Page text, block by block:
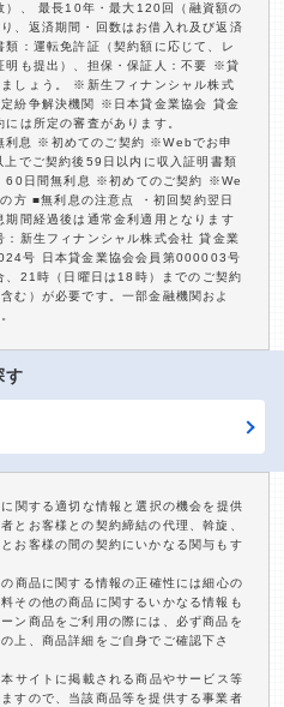
）、 最長10年・最大120回（融資額の
、返済期間・回数はお借入れ及び返済
：運転免許証（契約額に応じて、レ
明も提出）、担保・保証人：不要 ※貸
しょう。 ※新生フィナンシャル株式
紛争解決機関 ※日本貸金業協会 貸金
は所定の審査があります。
利息 ※初めてのご契約 ※Webでお申
でご契約後59日以内に収入証明書類
60日間無利息 ※初めてのご契約 ※We
方 ■無利息の注意点 ・初回契約翌日
間経過後は通常金利適用となります
：新生フィナンシャル株式会社 貸金業
号 日本貸金業協会会員第000003号
、21時（日曜日は18時）までのご契約
む）が必要です。一部金融機関およ
す
関する適切な情報と選択の機会を提供
とお客様との契約締結の代理、斡旋、
お客様の間の契約にいかなる関与もす
商品に関する情報の正確性には細心の
その他の商品に関するいかなる情報も
ン商品をご利用の際には、必ず商品を
上、商品詳細をご自身でご確認下さ
サイトに掲載される商品やサービス等
すので、当該商品等を提供する事業者